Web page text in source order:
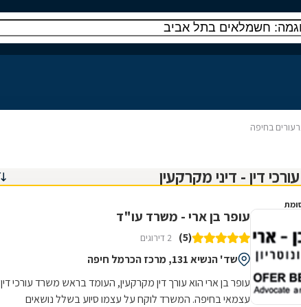
בחיפה
עופר בן ארי - משרד עו"ד
(5) 2 דירוגים
שד' הנשיא 131, מרכז הכרמל חיפה
עופר בן ארי הוא עורך דין מקרקעין, העומד בראש משרד עורכי דין
עצמאי בחיפה. המשרד לוקח על עצמו סיוע בשלל נושאים